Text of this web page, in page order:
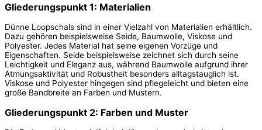
Gliederungspunkt 1: Materialien
Dünne Loopschals sind in einer Vielzahl von Materialien erhältlich.
Dazu gehören beispielsweise Seide, Baumwolle, Viskose und
Polyester. Jedes Material hat seine eigenen Vorzüge und
Eigenschaften. Seide beispielsweise zeichnet sich durch seine
Leichtigkeit und Eleganz aus, während Baumwolle aufgrund ihrer
Atmungsaktivität und Robustheit besonders alltagstauglich ist.
Viskose und Polyester hingegen sind pflegeleicht und bieten eine
große Bandbreite an Farben und Mustern.
Gliederungspunkt 2: Farben und Muster